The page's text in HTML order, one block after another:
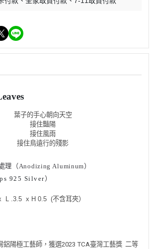
葉子的手心朝向天空
接住豔陽
接住風雨
接住鳥遠行的殘影
理（Anodizing Aluminum）
925 Silver）
L .3.5 x H 0.5 (不含耳夾）
陽極工藝師， 獲選2023 TCA臺灣工藝獎 二等